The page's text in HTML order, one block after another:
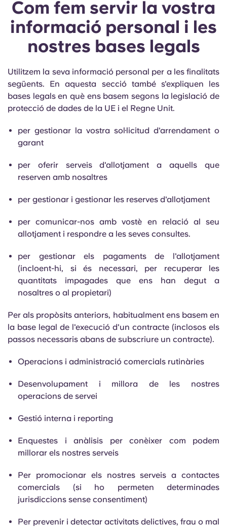
Com fem servir la vostra
informació personal i les
nostres bases legals
Utilitzem la seva informació personal per a les finalitats
següents. En aquesta secció també s'expliquen les
bases legals en què ens basem segons la legislació de
protecció de dades de la UE i el Regne Unit.
per gestionar la vostra sol·licitud d'arrendament o
garant
per oferir serveis d'allotjament a aquells que
reserven amb nosaltres
per gestionar i gestionar les reserves d'allotjament
per comunicar-nos amb vostè en relació al seu
allotjament i respondre a les seves consultes.
per gestionar els pagaments de l'allotjament
(incloent-hi, si és necessari, per recuperar les
quantitats impagades que ens han degut a
nosaltres o al propietari)
Per als propòsits anteriors, habitualment ens basem en
la base legal de l'execució d'un contracte (inclosos els
passos necessaris abans de subscriure un contracte).
Operacions i administració comercials rutinàries
Desenvolupament i millora de les nostres
operacions de servei
Gestió interna i reporting
Enquestes i anàlisis per conèixer com podem
millorar els nostres serveis
Per promocionar els nostres serveis a contactes
comercials (si ho permeten determinades
jurisdiccions sense consentiment)
Per prevenir i detectar activitats delictives, frau o mal